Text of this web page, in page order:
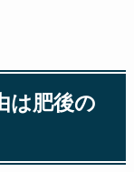
は肥後の